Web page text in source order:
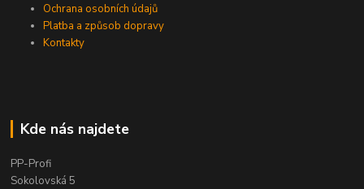
Ochrana osobních údajů
Platba a způsob dopravy
Kontakty
Kde nás najdete
PP-Profi
Sokolovská 5